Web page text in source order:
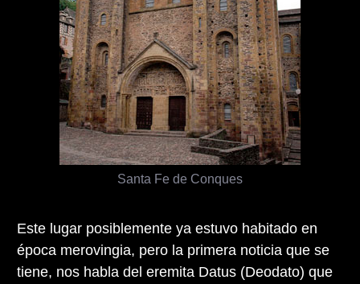
Santa Fe de Conques
Este lugar posiblemente ya estuvo habitado en
época merovingia, pero la primera noticia que se
tiene, nos habla del eremita Datus (Deodato) que